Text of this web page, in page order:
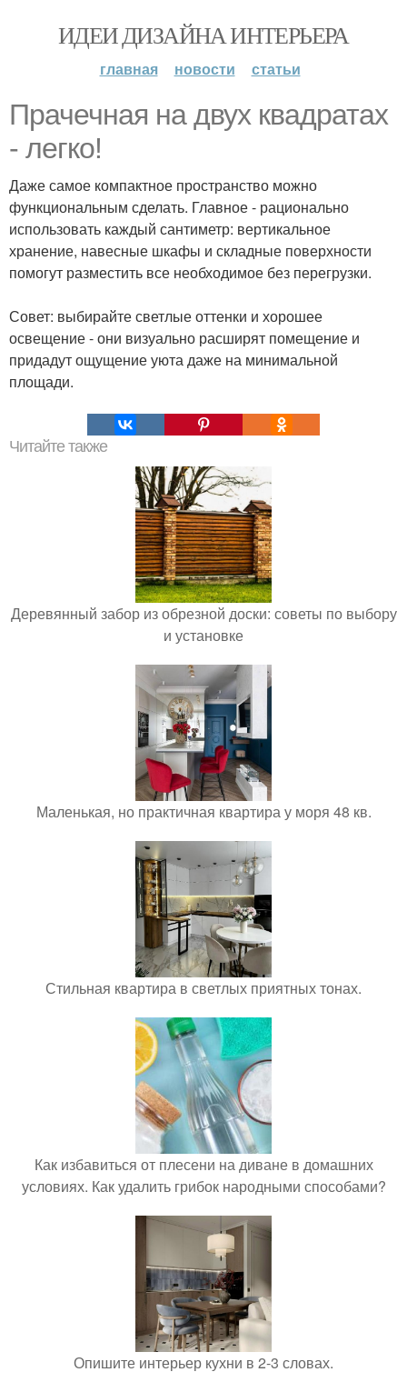
ИДЕИ ДИЗАЙНА ИНТЕРЬЕРА
главная новости статьи
Прачечная на двух квадратах
- легко!
Даже самое компактное пространство можно
функциональным сделать. Главное - рационально
использовать каждый сантиметр: вертикальное
хранение, навесные шкафы и складные поверхности
помогут разместить все необходимое без перегрузки.
Совет: выбирайте светлые оттенки и хорошее
освещение - они визуально расширят помещение и
придадут ощущение уюта даже на минимальной
площади.
Читайте также
Деревянный забор из обрезной доски: советы по выбору
и установке
Маленькая, но практичная квартира у моря 48 кв.
Стильная квартира в светлых приятных тонах.
Как избавиться от плесени на диване в домашних
условиях. Как удалить грибок народными способами?
Опишите интерьер кухни в 2-3 словах.